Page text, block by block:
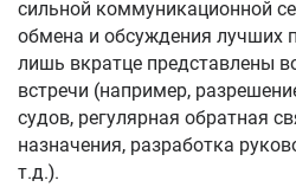
сильной коммуникационной
обмена и обсуждения лучших
лишь вкратце представлены
встречи (например,
судов, регулярная обратная
назначения, разработка
т.д.).